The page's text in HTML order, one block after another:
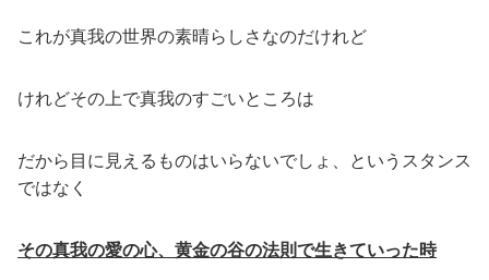
これが真我の世界の素晴らしさなのだけれど
けれどその上で真我のすごいところは
だから目に見えるものはいらないでしょ、というスタンス
ではなく
その真我の愛の心、黄金の谷の法則で生きていった時